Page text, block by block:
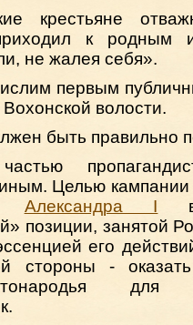
крестьяне
к
не жалея себя».
первым
волости.
быть правильно
Целью кампании
Александра I в
позиции, занятой
его
стороны -
для